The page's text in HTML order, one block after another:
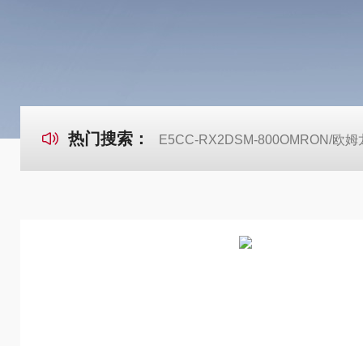
热门搜索： E5CC-RX2DSM-800OMRON/欧